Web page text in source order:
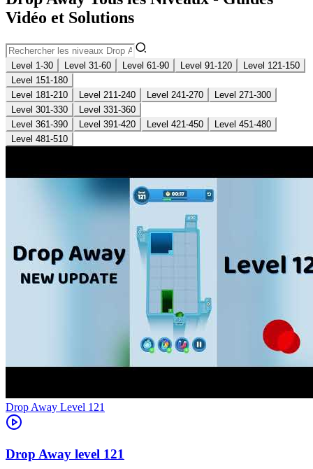
Vidéo et Solutions
Level 1-30 Level 31-60 Level 61-90 Level 91-120
Level 121-150
Level 151-180
Level 181-210
Level 211-240 Level 241-270
Level 271-300
Level 301-330
Level 331-360
Level 361-390
Level 391-420 Level 421-450
Level 451-480
Level 481-510
Level 121
121